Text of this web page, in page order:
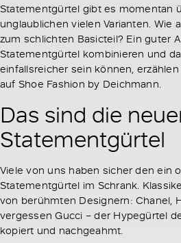
Statementgürtel gibt es momentan
unglaublichen vielen Varianten. Wie
zum schlichten Basicteil? Ein guter
Statementgürtel kombinieren und
einfallsreicher sein können,
auf Shoe Fashion by Deichmann.
Das sind die
Statementgürtel
Viele von uns haben sicher den ein
Statementgürtel im Schrank.
von berühmten Designern: Chanel,
vergessen Gucci – der Hypegürtel
kopiert und nachgeahmt.